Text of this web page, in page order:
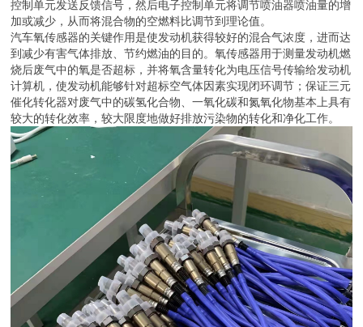
控制单元发送反馈信号，然后电子控制单元将调节喷油器喷油量的增
加或减少，从而将混合物的空燃料比调节到理论值。
汽车氧传感器的关键作用是使发动机获得较好的混合气浓度，进而达
到减少有害气体排放、节约燃油的目的。氧传感器用于测量发动机燃
烧后废气中的氧是否超标，并将氧含量转化为电压信号传输给发动机
计算机，使发动机能够针对超标空气体因素实现闭环调节；保证三元
催化转化器对废气中的碳氢化合物、一氧化碳和氮氧化物基本上具有
较大的转化效率，较大限度地做好排放污染物的转化和净化工作。